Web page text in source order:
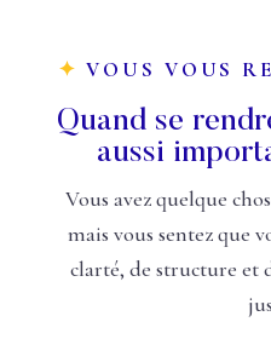
✦ VOUS VOUS
Quand se
aussi
Vous avez quelque
mais vous sentez que
clarté, de structure et